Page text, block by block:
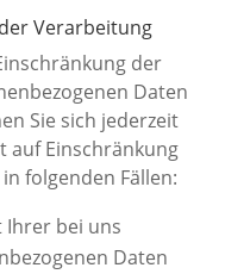
Verarbeitung
der
Daten
Sie sich jederzeit
auf Einschränkung
folgenden Fällen:
Ihrer bei uns
Daten